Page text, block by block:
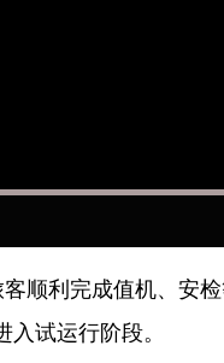
利完成值机、安检
试运行阶段。